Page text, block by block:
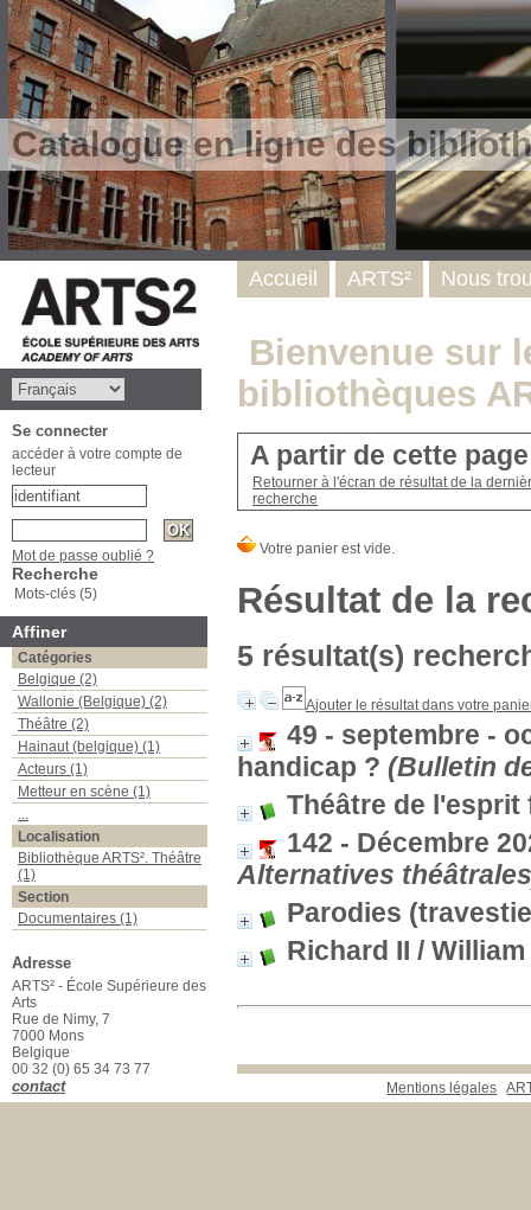
Catalogue en ligne des
Bienvenue sur
bibliothèques
A partir de cette
Retourner à l'écran de résultat de la
recherche
Résultat de la
5 résultat(s)
Ajouter le résultat dans votre
49 - septembre -
handicap ? (Bulletin
Théâtre de l'esprit
142 - Décembre
Alternatives
Parodies
Richard II /
Mentions légales
Accueil ARTS² Nous
Se connecter
accéder à votre compte de
lecteur
Mot de passe oublié ?
Recherche
Mots-clés (5)
Affiner
Catégories
Belgique (2)
Wallonie (Belgique) (2)
Théâtre (2)
Hainaut (belgique) (1)
Acteurs (1)
Metteur en scène (1)
Localisation
Bibliothèque ARTS². Théâtre
(1)
Section
Documentaires (1)
Adresse
ARTS² - École Supérieure des
Arts
Rue de Nimy, 7
7000 Mons
Belgique
00 32 (0) 65 34 73 77
contact